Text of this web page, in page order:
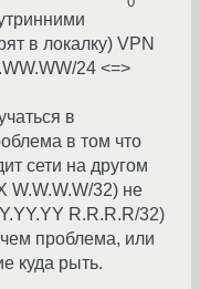
в локалку) VPN
24 <=>
в
в том что
сети на другом
W.W.W.W/32) не
R.R.R.R/32)
проблема, или
куда рыть.